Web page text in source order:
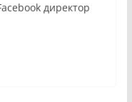
директор